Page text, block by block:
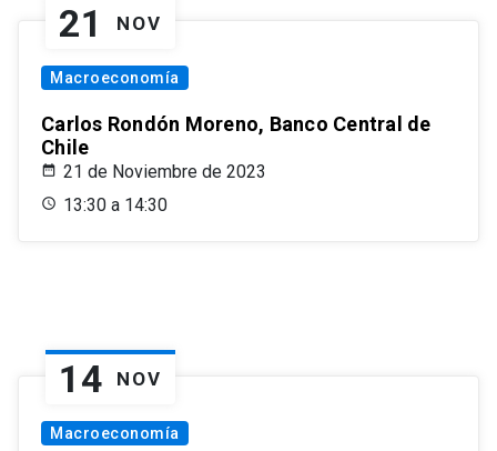
21 NOV
Macroeconomía
Carlos Rondón Moreno, Banco Central de
Chile
21 de Noviembre de 2023
13:30 a 14:30
14 NOV
Macroeconomía